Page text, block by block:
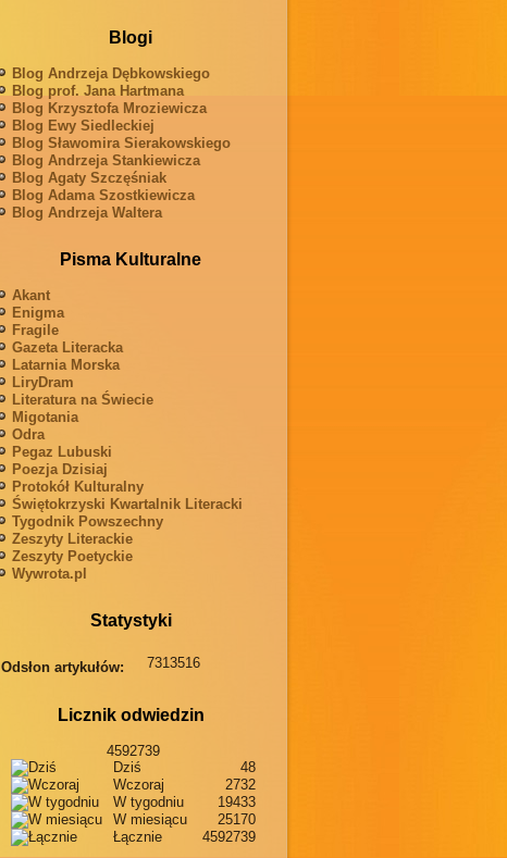
Blogi
Blog Andrzeja Dębkowskiego
Blog prof. Jana Hartmana
Blog Krzysztofa Mroziewicza
Blog Ewy Siedleckiej
Blog Sławomira Sierakowskiego
Blog Andrzeja Stankiewicza
Blog Agaty Szczęśniak
Blog Adama Szostkiewicza
Blog Andrzeja Waltera
Pisma Kulturalne
Akant
Enigma
Fragile
Gazeta Literacka
Latarnia Morska
LiryDram
Literatura na Świecie
Migotania
Odra
Pegaz Lubuski
Poezja Dzisiaj
Protokół Kulturalny
Świętokrzyski Kwartalnik Literacki
Tygodnik Powszechny
Zeszyty Literackie
Zeszyty Poetyckie
Wywrota.pl
Statystyki
Odsłon artykułów: 7313516
Licznik odwiedzin
4592739
Dziś
48
Wczoraj
2732
W tygodniu
19433
W miesiącu
25170
Łącznie
4592739